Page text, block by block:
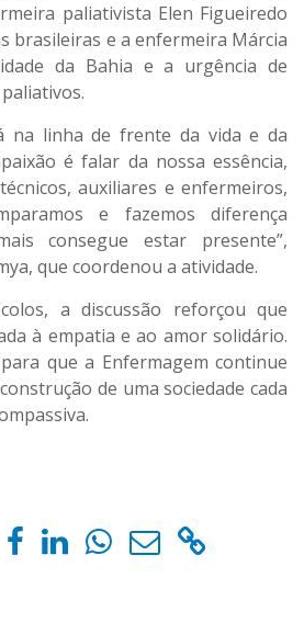
paliativista Elen Figueiredo
brasileiras e a enfermeira Márcia
da Bahia e a urgência de
na linha de frente da vida e da
é falar da nossa essência,
auxiliares e enfermeiros,
e fazemos diferença
consegue estar presente”,
que coordenou a atividade.
a discussão reforçou que
à empatia e ao amor solidário.
que a Enfermagem continue
de uma sociedade cada